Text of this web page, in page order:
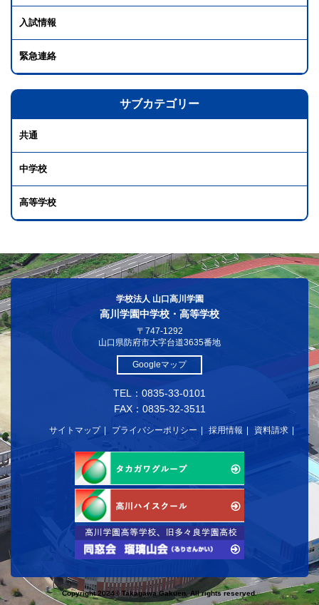
入試情報
緊急連絡
サブカテゴリー
共通
中学校
高等学校
学校法人 山口高川学園
高川学園中学校・高等学校
〒747-1292
山口県防府市大字台道3635番地
Googleマップ
TEL：0835-33-0101
FAX：0835-32-3511
サイトマップ プライバシーポリシー 採用情報 資料請求
Copyright 2024© Takagawa Gakuen. All rights reserved.